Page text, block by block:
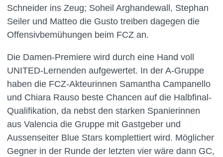
Schneider ins Zeug; Soheil Arghandewall, Stephan
Seiler und Matteo die Gusto treiben dagegen die
Offensivbemühungen beim FCZ an.
Die Damen-Premiere wird durch eine Hand voll
UNITED-Lernenden aufgewertet. In der A-Gruppe
haben die FCZ-Akteurinnen Samantha Campanello
und Chiara Rauso beste Chancen auf die Halbfinal-
Qualifikation, da nebst den starken Spanierinnen
aus Valencia die Gruppe mit Gastgeber und
Aussenseiter Blue Stars komplettiert wird. Möglicher
Gegner in der Runde der letzten vier wäre dann GC,